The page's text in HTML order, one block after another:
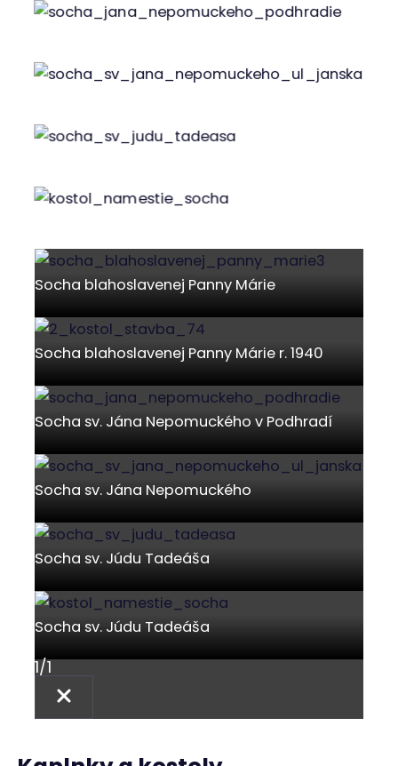
Kaplnky a kostoly
Kostol navštívenia panny Márie
14. storočia no dá sa predpokladať, že už skôr b ol
na jeho mieste drevený kostolík. Počas svojej
existencie bol zasvätený Návšteve Panny Márie a
podľa publikácie Slovenské pohľady z roku 1885 aj
sv. Alžbete. Svoje priestory poskytoval jeden čas aj
evanjelickej cirkvi. Poslednou najrozsiahlejšou
rekonštrukciou prešiel v roku 1941. Posvätený bol
sa môžete dočítať v našom článkuTU.
Kaplnka svätej Heleny
Začneme najväčšou kaplnkou v meste zasvätenej
svätej Helene. Postaviť ju dal gróf Peter Szapáry
mladší v roku 1728 na kopci nad mestom zvanom